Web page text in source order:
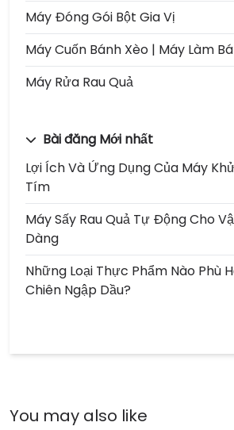
Máy Đóng Gói Bột Gia Vị
Máy Cuốn Bánh Xèo | Máy Làm
Máy Rửa Rau Quả
Bài đăng Mới nhất
Lợi Ích Và Ứng Dụng Của Máy
Tím
Máy Sấy Rau Quả Tự Động Cho
Dàng
Những Loại Thực Phẩm Nào Phù
Chiên Ngập Dầu?